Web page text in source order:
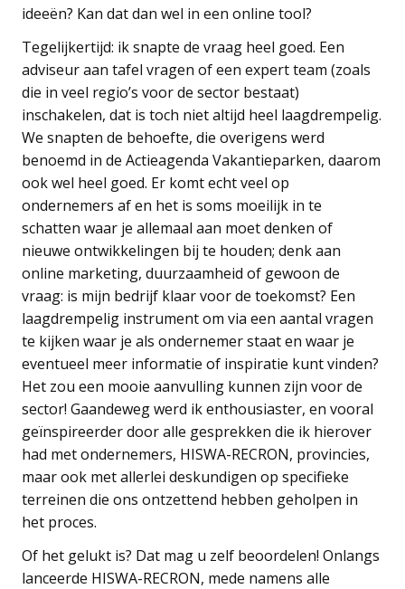
ideeën? Kan dat dan wel in een online tool?
Tegelijkertijd: ik snapte de vraag heel goed. Een
adviseur aan tafel vragen of een expert team (zoals
die in veel regio’s voor de sector bestaat)
inschakelen, dat is toch niet altijd heel laagdrempelig.
We snapten de behoefte, die overigens werd
benoemd in de Actieagenda Vakantieparken, daarom
ook wel heel goed. Er komt echt veel op
ondernemers af en het is soms moeilijk in te
schatten waar je allemaal aan moet denken of
nieuwe ontwikkelingen bij te houden; denk aan
online marketing, duurzaamheid of gewoon de
vraag: is mijn bedrijf klaar voor de toekomst? Een
laagdrempelig instrument om via een aantal vragen
te kijken waar je als ondernemer staat en waar je
eventueel meer informatie of inspiratie kunt vinden?
Het zou een mooie aanvulling kunnen zijn voor de
sector! Gaandeweg werd ik enthousiaster, en vooral
geïnspireerder door alle gesprekken die ik hierover
had met ondernemers, HISWA-RECRON, provincies,
maar ook met allerlei deskundigen op specifieke
terreinen die ons ontzettend hebben geholpen in
het proces.
Of het gelukt is? Dat mag u zelf beoordelen! Onlangs
lanceerde HISWA-RECRON, mede namens alle